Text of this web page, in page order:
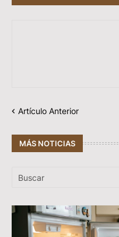
Artículo Anterior
MÁS NOTICIAS